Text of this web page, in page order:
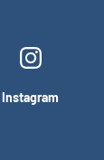
Instagram